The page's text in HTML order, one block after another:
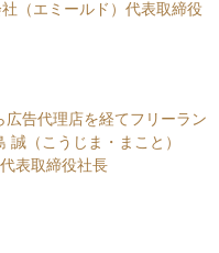
（エミールド）代表取締役
広告代理店を経てフリーラン
誠（こうじま・まこと）
表取締役社長